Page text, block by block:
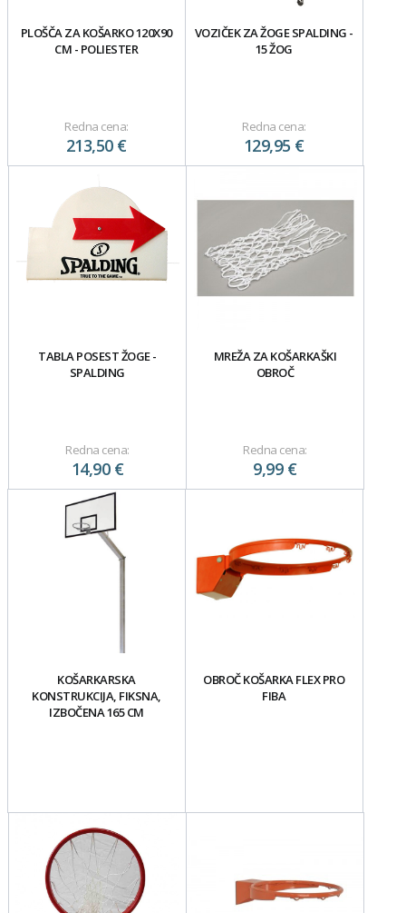
PLOŠČA ZA KOŠARKO 120X90
CM - POLIESTER
Redna cena:
213,50 €
VOZIČEK ZA ŽOGE SPALDING -
15 ŽOG
Redna cena:
129,95 €
TABLA POSEST ŽOGE -
SPALDING
Redna cena:
14,90 €
MREŽA ZA KOŠARKAŠKI
OBROČ
Redna cena:
9,99 €
KOŠARKARSKA
KONSTRUKCIJA, FIKSNA,
IZBOČENA 165 CM
OBROČ KOŠARKA FLEX PRO
FIBA